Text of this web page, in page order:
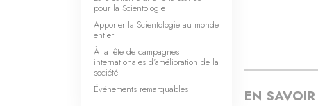
EN
pour la Scientologie
Apporter la Scientologie au monde
entier
À la tête de campagnes
internationales d’amélioration de la
société
Événements remarquables